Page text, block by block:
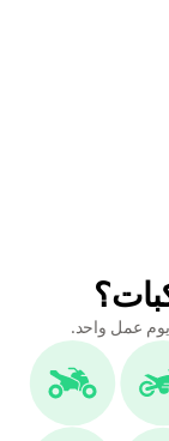
يوم عمل واحد.